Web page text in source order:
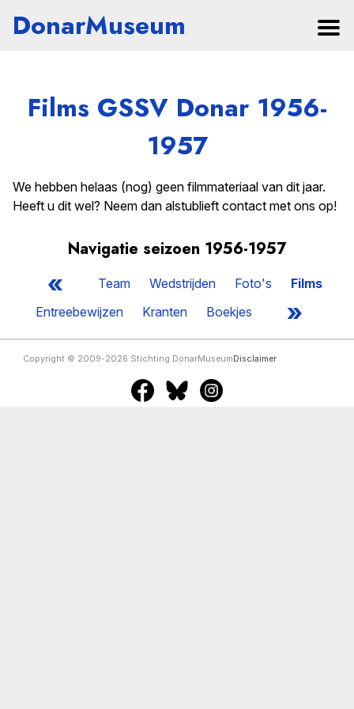
DonarMuseum
Films GSSV Donar 1956-
1957
We hebben helaas (nog) geen filmmateriaal van dit jaar.
Heeft u dit wel? Neem dan alstublieft contact met ons op!
Navigatie seizoen 1956-1957
« Team Wedstrijden Foto's
Films
Entreebewijzen
Kranten Boekjes »
Copyright © 2009-2026 Stichting DonarMuseum Disclaimer